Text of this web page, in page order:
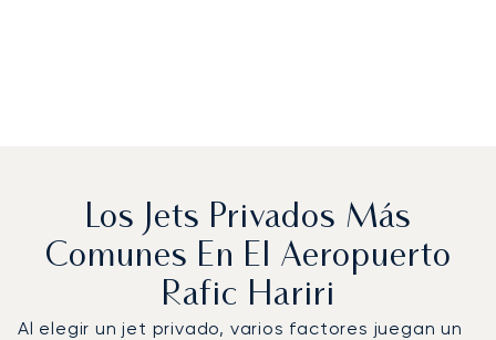
Los Jets Privados Más
Comunes En El Aeropuerto
Rafic Hariri
Al elegir un jet privado, varios factores juegan un